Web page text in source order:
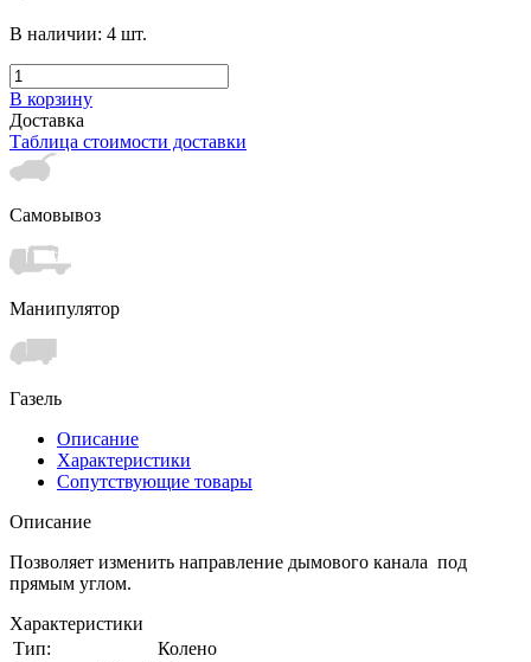
В наличии: 4 шт.
В корзину
Доставка
Таблица стоимости доставки
Самовывоз
Манипулятор
Газель
Описание
Характеристики
Сопутствующие товары
Описание
Позволяет изменить направление дымового канала под
прямым углом.
Характеристики
Тип:
Колено